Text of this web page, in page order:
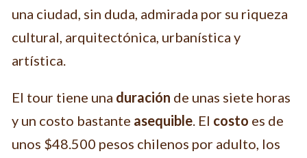
una ciudad, sin duda, admirada por su riqueza
cultural, arquitectónica, urbanística y
artística.
El tour tiene una duración de unas siete horas
y un costo bastante asequible. El costo es de
unos $48.500 pesos chilenos por adulto, los